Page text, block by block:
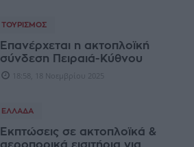
ΤΟΥΡΙΣΜΌΣ
Επανέρχεται η ακτοπλοϊκή
σύνδεση Πειραιά-Κύθνου
18:58, 18 Νοεμβρίου 2025
ΕΛΛΆΔΑ
Εκπτώσεις σε ακτοπλοϊκά &